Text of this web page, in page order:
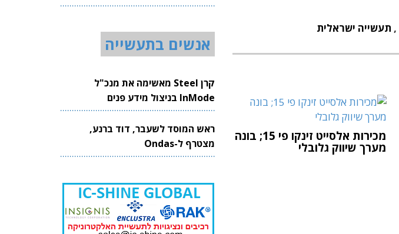
, תעשייה ישראלית
מכירות אלסייט זינקו פי 15; בונה
מערך שיווק גלובלי
2026
אנשים בתעשייה
קרן Steel מאשימה את מנכ"ל
InMode בניצול מידע פנים
ראש המוסד לשעבר, דוד ברנע,
מצטרף ל-Ondas